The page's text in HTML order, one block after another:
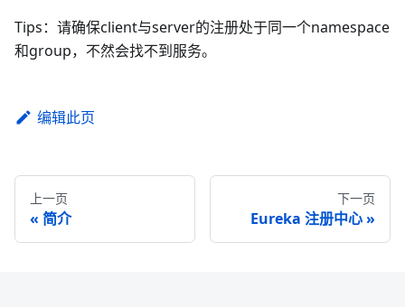
Tips：请确保client与server的注册处于同一个namespace
和group，不然会找不到服务。
编辑此页
上一页
简介
下一页
Eureka 注册中心